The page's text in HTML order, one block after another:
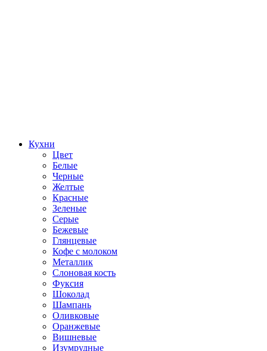
Кухни
Цвет
Белые
Черные
Желтые
Красные
Зеленые
Серые
Бежевые
Глянцевые
Кофе с молоком
Металлик
Слоновая кость
Фуксия
Шоколад
Шампань
Оливковые
Оранжевые
Вишневые
Изумрудные